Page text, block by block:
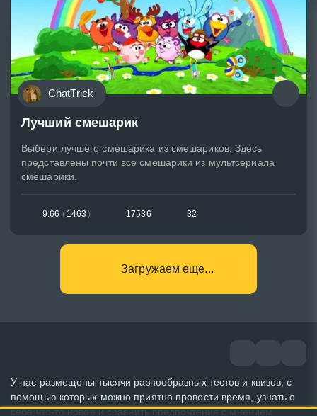
ChatTrick
Лучший смешарик
Выбери лучшего смешарика из смешариков. Здесь
представлены почти все смешарики из мультсериала
смешарики.
9.66 ( 1463 ) 17536 32
Загружаем еще...
У нас размещены тысячи разнообразных тестов и квизов, с
помощью которых можно приятно провести время, узнать о
себе что-то новое и сравнить предпочтения с мнением